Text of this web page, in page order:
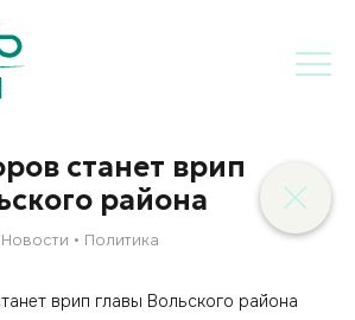
станет врип
района
Новости Политика